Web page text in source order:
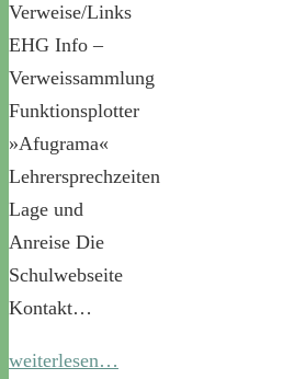
Verweise/Links
EHG Info –
Verweissammlung
Funktionsplotter
»Afugrama«
Lehrersprechzeiten
Lage und
Anreise Die
Schulwebseite
Kontakt…
weiterlesen…